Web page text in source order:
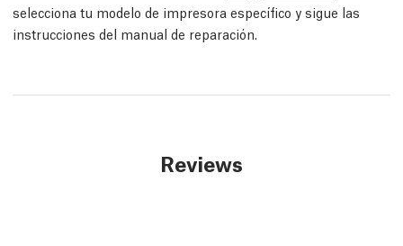
selecciona tu modelo de impresora específico y sigue las
instrucciones del manual de reparación.
Reviews